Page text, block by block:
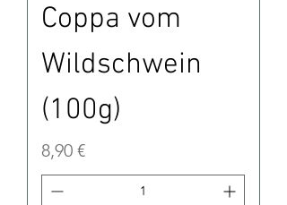
Coppa vom
Wildschwein
(100g)
Preis
8,90 €